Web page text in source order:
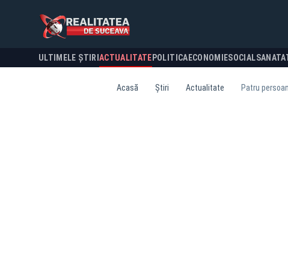
ULTIMELE ȘTIRI ACTUALITATE POLITICA ECONOMIESOCIAL
Acasă Știri Actualitate Patru